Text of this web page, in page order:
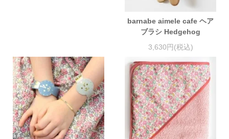
barnabe aimele cafe ヘア
ブラシ Hedgehog
3,630円(税込)